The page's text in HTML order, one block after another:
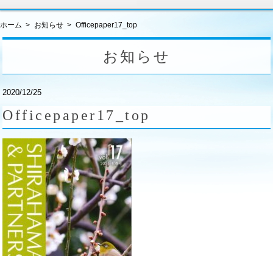
ホーム お知らせ Officepaper17_top
お知らせ
2020/12/25
Officepaper17_top